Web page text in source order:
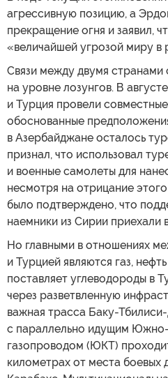
агрессивную позицию, а
прекращение огня и заявил,
«величайшей угрозой миру в
Связи между двумя
на уровне лозунгов. В
и Турция провели
обоснованные
в Азербайджане осталось
признал, что использовал
и военные самолеты для
несмотря на отрицание
было подтверждено, что
наемники из Сирии приехали
Но главными в отношениях
и Турцией являются газ,
поставляет углеводороды в
через разветвленную
важная трасса Баку-
с параллельно идущим
газопроводом (ЮКТ)
километрах от места боевых